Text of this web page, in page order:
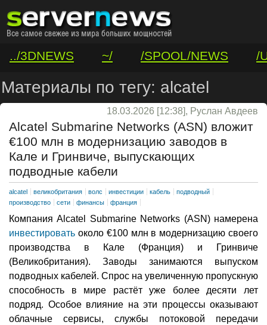
../3DNEWS ~/ /SPOOL/NEWS
/
/VAR/CONTACT
Материалы по тегу: alcatel
18.03.2026 [12:38], Руслан Авдеев
Alcatel Submarine Networks (ASN) вложит
€100 млн в модернизацию заводов в
Кале и Гринвиче, выпускающих
подводные кабели
alcatel великобритания волс инвестиции кабель
подводный
производство
сети финансы франция
Компания Alcatel Submarine Networks (ASN) намерена
инвестировать около €100 млн в модернизацию своего
производства в Кале (Франция) и Гринвиче
(Великобритания). Заводы занимаются выпуском
подводных кабелей. Спрос на увеличенную пропускную
способность в мире растёт уже более десяти лет
подряд. Особое влияние на эти процессы оказывают
облачные сервисы, службы потоковой передачи